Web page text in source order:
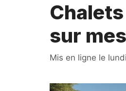
sur
Mis en ligne le